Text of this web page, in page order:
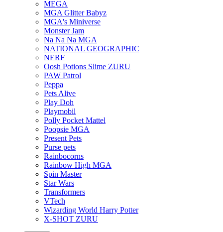
MEGA
MGA Glitter Babyz
MGA's Miniverse
Monster Jam
Na Na Na MGA
NATIONAL GEOGRAPHIC
NERF
Oosh Potions Slime ZURU
PAW Patrol
Peppa
Pets Alive
Play Doh
Playmobil
Polly Pocket Mattel
Poopsie MGA
Present Pets
Purse pets
Rainbocorns
Rainbow High MGA
Spin Master
Star Wars
Transformers
VTech
Wizarding World Harry Potter
X-SHOT ZURU